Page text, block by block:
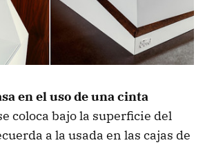
en el uso de una cinta
coloca bajo la superficie del
a la usada en las cajas de